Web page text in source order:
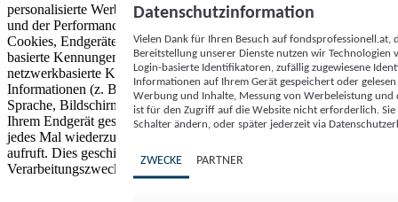
personalisierte Werbung und Inhalte, Messung von Werbeleistung
und der Performance von Inhalten sowie Zielgruppenforschung.
Cookies, Endgeräte- oder ähnliche Online-Kennungen (z. B. login-
basierte Kennungen, zufällig generierte Kennungen,
netzwerkbasierte Kennungen) können zusammen mit anderen
Informationen (z. B. Browsertyp und Browserinformationen,
Sprache, Bildschirmgröße, unterstützte Technologien usw.) auf
Ihrem Endgerät gespeichert oder von dort ausgelesen werden, um es
jedes Mal wiederzuerkennen, wenn es eine App oder einer Webseite
aufruft. Dies geschieht für einen oder mehrere der hier aufgeführten
Verarbeitungszwecke.
Datenschutzinformation
Vielen Dank für Ihren Besuch auf
Bereitstellung unserer Dienste nutzen wir Technologien
Login-basierte Identifikatoren, zufällig zugewiesene
Informationen auf Ihrem Gerät gespeichert oder
Werbung und Inhalte, Messung von Werbeleistung
ist für den Zugriff auf die Website nicht erforderlich.
Schalter ändern, oder später jederzeit via
ZWECKE PARTNER